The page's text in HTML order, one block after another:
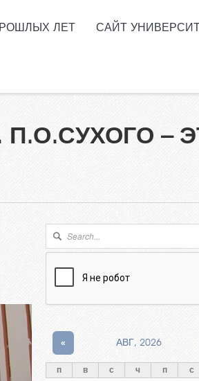
ЛЕТ САЙТ
–
Форма поиска
Поиск
АВГ, 2026
«
п в с ч п с